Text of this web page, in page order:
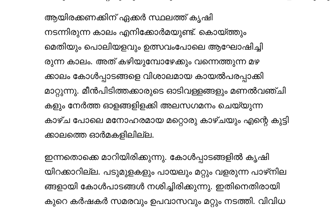
ആയിരക്കണക്കിന് ഏക്കർ സ്ഥലത്ത് കൃഷി
നടന്നിരുന്ന കാലം എനിക്കോർമയുണ്ട്. കൊയ്ത്തും
മെതിയും പൊലിയളവും ഉത്സവംപോലെ ആഘോഷിച്ചി
രുന്ന കാലം. അത് കഴിയുമ്പോഴേക്കും വന്നെത്തുന്ന മഴ
ക്കാലം കോൾപ്പാടങ്ങളെ വിശാലമായ കായൽപരപ്പാക്കി
മാറ്റുന്നു. മീൻപിടിത്തക്കാരുടെ ഓടിവള്ളങ്ങളും മണൽവഞ്ചി
കളും നേർത്ത ഓളങ്ങളിളക്കി അലസഗമനം ചെയ്യുന്ന
കാഴ്ച പോലെ മനോഹരമായ മറ്റൊരു കാഴ്ചയും എന്റെ കുട്ടി
ക്കാലത്തെ ഓർമകളിലില്ല.
ഇന്നതൊക്കെ മാറിയിരിക്കുന്നു. കോൾപ്പാടങ്ങളിൽ കൃഷി
യിറക്കാറില്ല. പടുമുളകളും പായലും മറ്റും വളരുന്ന പാഴ്‌നില
ങ്ങളായി കോൾപാടങ്ങൾ നശിച്ചിരിക്കുന്നു. ഇതിനെതിരായി
കുറെ കർഷകർ സമരവും ഉപവാസവും മറ്റും നടത്തി. വിവിധ